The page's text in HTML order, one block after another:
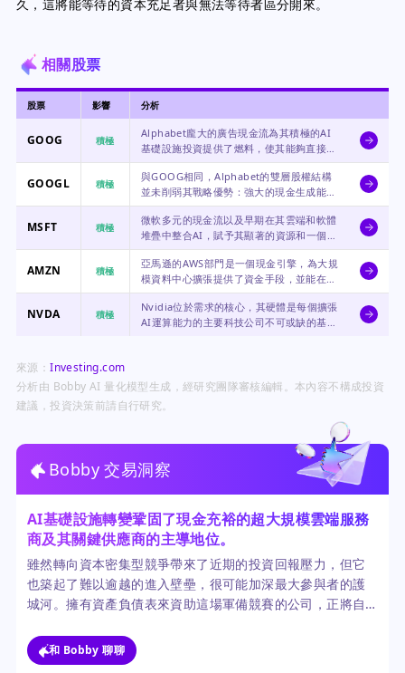
久，這將能等待的資本充足者與無法等待者區分開來。
相關股票
股票 影響 分析
GOOG 積極
Alphabet龐大的廣告現金流為其積極的AI
基礎設施投資提供了燃料，使其能夠直接在
運算規模和資本部署速度上競爭。
GOOGL 積極
與GOOG相同，Alphabet的雙層股權結構
並未削弱其戰略優勢：強大的現金生成能力
為其在資本密集的AI基礎設施競賽中的關鍵
角色提供了資金。
MSFT 積極
微軟多元的現金流以及早期在其雲端和軟體
堆疊中整合AI，賦予其顯著的資源和一個封
閉市場，可將資本部署到可擴展的運算基礎
設施中。
AMZN 積極
亞馬遜的AWS部門是一個現金引擎，為大規
模資料中心擴張提供了資金手段，並能在AI
堆疊的基礎設施即服務層面積極競爭。
NVDA 積極
Nvidia位於需求的核心，其硬體是每個擴張
AI運算能力的主要科技公司不可或缺的基礎
來源：Investing.com
分析由 Bobby AI 量化模型生成，經研究團隊審核編輯。本內容不構成投資
建議，投資決策前請自行研究。
Bobby 交易洞察
AI基礎設施轉變鞏固了現金充裕的超大規模雲端服務
商及其關鍵供應商的主導地位。
雖然轉向資本密集型競爭帶來了近期的投資回報壓力，但它
也築起了難以逾越的進入壁壘，很可能加深最大參與者的護
城河。擁有資產負債表來資助這場軍備競賽的公司，正將自
像波克夏這樣的長期資本參與，表明這是一個結構性而非週
期性的變化。
和 Bobby 聊聊